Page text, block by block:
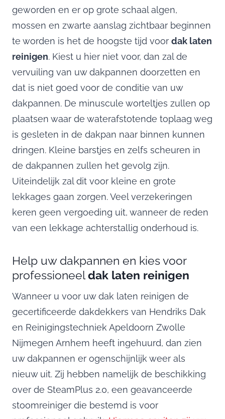
geworden en er op grote schaal algen,
mossen en zwarte aanslag zichtbaar beginnen
te worden is het de hoogste tijd voor dak laten
reinigen. Kiest u hier niet voor, dan zal de
vervuiling van uw dakpannen doorzetten en
dat is niet goed voor de conditie van uw
dakpannen. De minuscule worteltjes zullen op
plaatsen waar de waterafstotende toplaag weg
is gesleten in de dakpan naar binnen kunnen
dringen. Kleine barstjes en zelfs scheuren in
de dakpannen zullen het gevolg zijn.
Uiteindelijk zal dit voor kleine en grote
lekkages gaan zorgen. Veel verzekeringen
keren geen vergoeding uit, wanneer de reden
van een lekkage achterstallig onderhoud is.
Help uw dakpannen en kies voor
professioneeldak laten reinigen
Wanneer u voor uw dak laten reinigen de
gecertificeerde dakdekkers van Hendriks Dak
en Reinigingstechniek Apeldoorn Zwolle
Nijmegen Arnhem heeft ingehuurd, dan zien
uw dakpannen er ogenschijnlijk weer als
nieuw uit. Zij hebben namelijk de beschikking
over de SteamPlus 2.0, een geavanceerde
stoomreiniger die bestemd is voor